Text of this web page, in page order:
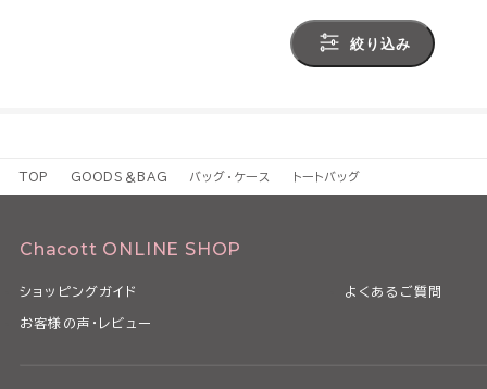
絞り込み
TOP GOODS＆BAG バッグ・ケース トートバッグ
Chacott ONLINE SHOP
ショッピングガイド よくあるご質問
お客様の声・レビュー